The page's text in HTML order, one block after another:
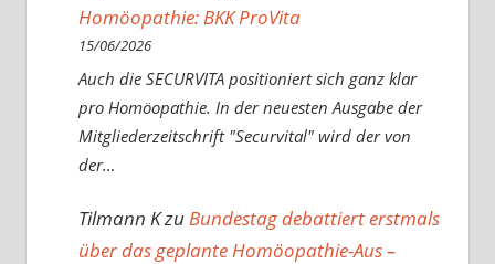
Homöopathie: BKK ProVita
15/06/2026
Auch die SECURVITA positioniert sich ganz klar
pro Homöopathie. In der neuesten Ausgabe der
Mitgliederzeitschrift "Securvital" wird der von
der…
Tilmann Kzu Bundestag debattiert erstmals
über das geplante Homöopathie-Aus –